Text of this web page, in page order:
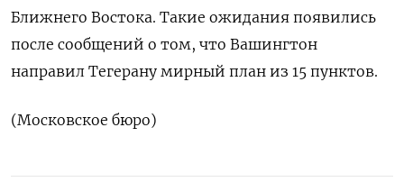
Ближнего Востока. Такие ожидания появились
после сообщений о том, ‌что Вашингтон
направил Тегерану мирный план из 15 пунктов.
(Московское бюро)